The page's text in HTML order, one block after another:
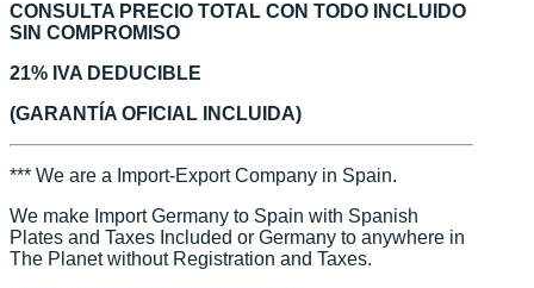
CONSULTA PRECIO TOTAL CON TODO INCLUIDO
SIN COMPROMISO
21% IVA DEDUCIBLE
(GARANTÍA OFICIAL INCLUIDA)
*** We are a Import-Export Company in Spain.
We make Import Germany to Spain with Spanish
Plates and Taxes Included or Germany to anywhere in
The Planet without Registration and Taxes.